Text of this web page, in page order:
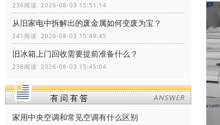
236阅读 2026-08-03 15:51:14
从旧家电中拆解出的废金属如何变废为宝？
241阅读 2026-08-03 15:49:45
旧冰箱上门回收需要提前准备什么？
238阅读 2026-08-03 15:45:04
家用中央空调和常见空调有什么区别